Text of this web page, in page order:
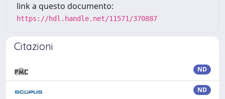
link a questo documento:
https://hdl.handle.net/11571/370887
Citazioni
ND
ND